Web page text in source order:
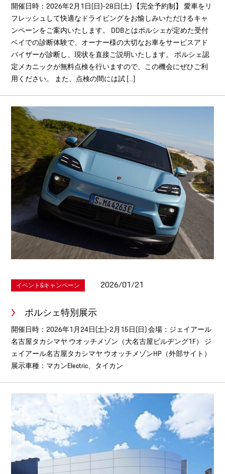
開催日時：2026年2月1日(日)-28日(土) 【完全予約制】 愛車をリ
フレッシュして快適なドライビングをお愉しみいただけるキャ
ンペーンをご案内いたします。 DDBとはポルシェが定めた受付
ベイでの診断体験で、オーナー様の大切なお車をサービスアド
バイザーが診断し、現状を直接ご説明いたします。 ポルシェ認
定メカニックが無料点検を行いますので、この機会にぜひご利
用ください。 また、点検の間には試 [...]
イベント&キャンペーン 2026/01/21
ポルシェ特別展示
開催日時：2026年1月24日(土)-2月15日(日) 会場：ジェイアール
名古屋タカシマヤ ウオッチメゾン（大名古屋ビルヂング1F） ジ
ェイアール名古屋タカシマヤ ウオッチメゾンHP（外部サイト）
展示車種：マカンElectric、タイカン